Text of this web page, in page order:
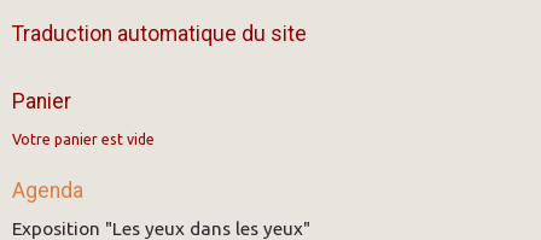
Traduction automatique du site
Panier
Votre panier est vide
Agenda
Exposition "Les yeux dans les yeux"